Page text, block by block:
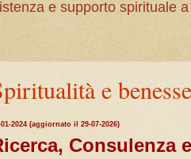
e supporto spirituale
e
01-2024 (aggiornato il 29-07-2026)
Consulenza